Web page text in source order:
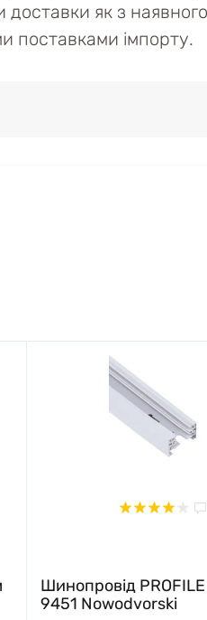
як з
поставками імпорту.
Шинопровід
9451 Nowodvorski